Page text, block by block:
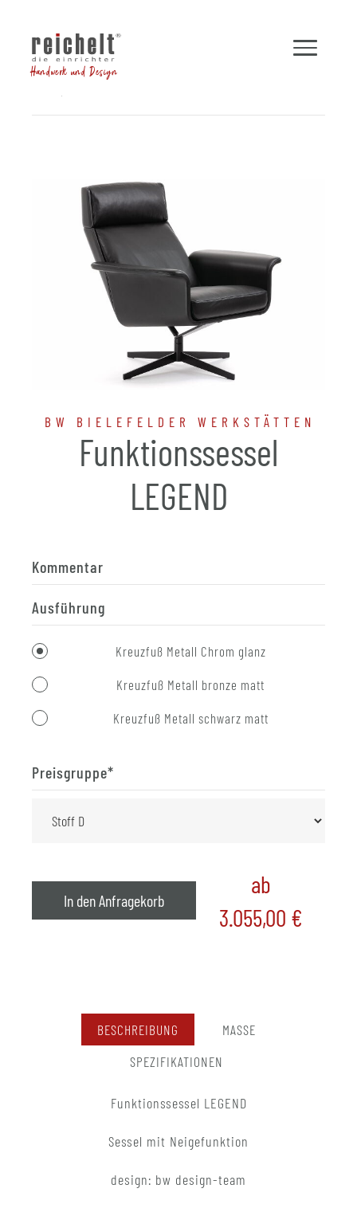
Handwerk und Design
BW BIELEFELDER WERKSTÄTTEN
Funktionssessel
LEGEND
Kommentar
Ausführung
Kreuzfuß Metall Chrom glanz
Kreuzfuß Metall bronze matt
Kreuzfuß Metall schwarz matt
Preisgruppe*
In den Anfragekorb
ab
3.055,00 €
BESCHREIBUNG
MASSE
SPEZIFIKATIONEN
Funktionssessel LEGEND
Sessel mit Neigefunktion
design: bw design-team